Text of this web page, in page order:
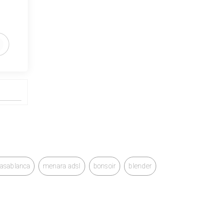
menara adsl bonsoir blender